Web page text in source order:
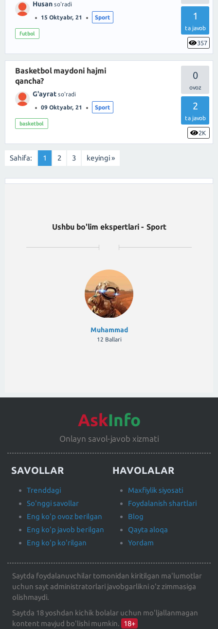
1
ta javob
357
Husan so'radi
15 Oktyabr, 21 Sport
futbol
0
2
ta javob
2K
Basketbol maydoni hajmi
qancha?
G'ayrat so'radi
09 Oktyabr, 21 Sport
basketbol
Sahifa: 1 2 3 keyingi »
Ushbu bo'lim ekspertlari - Sport
Muhammad
12 Ballari
AskInfo
Onlayn savol-javob xizmati
SAVOLLAR
Trenddagi
So'nggi savollar
Eng ko'p ovoz berilgan
Eng ko'p javob berilgan
Eng ko'p ko'rilgan
HAVOLALAR
Maxfiylik siyosati
Foydalanish shartlari
Blog
Qayta aloqa
Yordam
Saytda foydalanuvchilar tomonidan kiritilgan ma'lumotlar
uchun sayt administratorlari javobgarlikni o'z zimmasiga
olishmaydi.
Saytda 18 yoshdan kichik bolalar uchun mo'ljallanmagan
kontent mavjud bo'lishi mumkin. 18+